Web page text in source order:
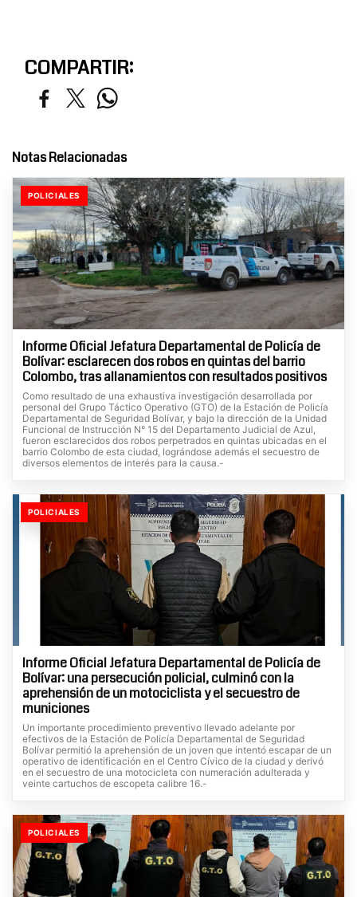
COMPARTIR:
Notas Relacionadas
POLICIALES
Informe Oficial Jefatura Departamental de Policía de
Bolívar: esclarecen dos robos en quintas del barrio
Colombo, tras allanamientos con resultados positivos
Como resultado de una exhaustiva investigación desarrollada por
personal del Grupo Táctico Operativo (GTO) de la Estación de Policía
Departamental de Seguridad Bolívar, y bajo la dirección de la Unidad
Funcional de Instrucción N° 15 del Departamento Judicial de Azul,
fueron esclarecidos dos robos perpetrados en quintas ubicadas en el
barrio Colombo de esta ciudad, lográndose además el secuestro de
diversos elementos de interés para la causa.-
POLICIALES
Informe Oficial Jefatura Departamental de Policía de
Bolívar: una persecución policial, culminó con la
aprehensión de un motociclista y el secuestro de
municiones
Un importante procedimiento preventivo llevado adelante por
efectivos de la Estación de Policía Departamental de Seguridad
Bolívar permitió la aprehensión de un joven que intentó escapar de un
operativo de identificación en el Centro Cívico de la ciudad y derivó
en el secuestro de una motocicleta con numeración adulterada y
veinte cartuchos de escopeta calibre 16.-
POLICIALES